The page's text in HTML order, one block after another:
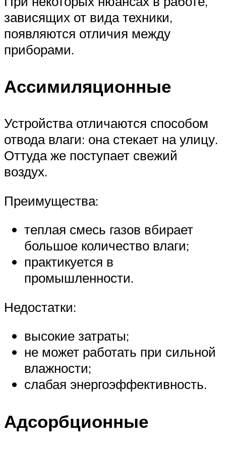
зависящих от вида техники,
появляются отличия между
приборами.
Ассимиляционные
Устройства отличаются способом
отвода влаги: она стекает на улицу.
Оттуда же поступает свежий
воздух.
Преимущества:
теплая смесь газов вбирает
большое количество влаги;
практикуется в
промышленности.
Недостатки:
высокие затраты;
не может работать при сильной
влажности;
слабая энергоэффективность.
Адсорбционные